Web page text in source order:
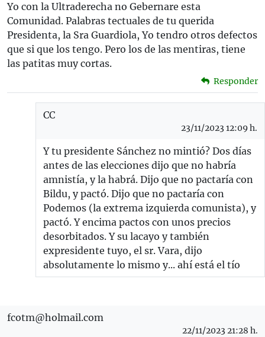
Yo con la Ultraderecha no Gebernare esta
Comunidad. Palabras tectuales de tu querida
Presidenta, la Sra Guardiola, Yo tendro otros defectos
que si que los tengo. Pero los de las mentiras, tiene
las patitas muy cortas.
Responder
CC
23/11/2023 12:09 h.
Y tu presidente Sánchez no mintió? Dos días
antes de las elecciones dijo que no habría
amnistía, y la habrá. Dijo que no pactaría con
Bildu, y pactó. Dijo que no pactaría con
Podemos (la extrema izquierda comunista), y
pactó. Y encima pactos con unos precios
desorbitados. Y su lacayo y también
expresidente tuyo, el sr. Vara, dijo
absolutamente lo mismo y... ahí está el tío
fcotm@holmail.com
22/11/2023 21:28 h.